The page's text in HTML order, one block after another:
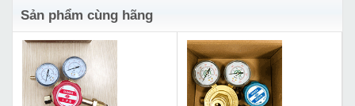
Sản phẩm cùng hãng